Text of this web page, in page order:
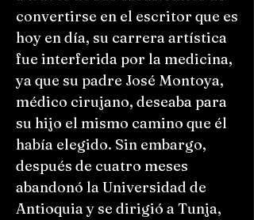
convertirse en el escritor que es
hoy en día, su carrera artística
fue interferida por la medicina,
ya que su padre José Montoya,
médico cirujano, deseaba para
su hijo el mismo camino que él
había elegido. Sin embargo,
después de cuatro meses
abandonó la Universidad de
Antioquia y se dirigió a Tunja,